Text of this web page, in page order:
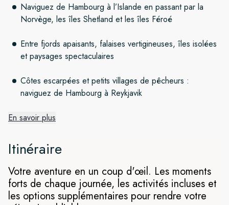
Naviguez de Hambourg à l’Islande en passant par la
Norvège, les îles Shetland et les îles Féroé
Entre fjords apaisants, falaises vertigineuses, îles isolées
et paysages spectaculaires
Côtes escarpées et petits villages de pêcheurs :
naviguez de Hambourg à Reykjavik
Odyssée dans les îles de
l’Atlantique Nord
Au départ de Hambourg, nous naviguerons en mer du Nord
en direction de l’Islande. Nous ferons d’abord étape dans la
sublime Lysefjord, en Norvège, avant de reprendre la mer et
En savoir plus
Itinéraire
Votre aventure en un coup d'œil. Les moments
forts de chaque journée, les activités incluses et
les options supplémentaires pour rendre votre